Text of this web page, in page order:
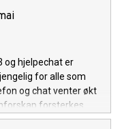
og hjelpechat er
for alle som
og chat venter økt
forsterkes.